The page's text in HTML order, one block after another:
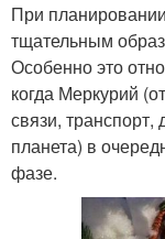
При
тщательным
Особенно это
когда Меркурий
связи,
планета) в
фазе.